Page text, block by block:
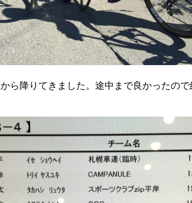
ら降りてきました。途中まで良かったの